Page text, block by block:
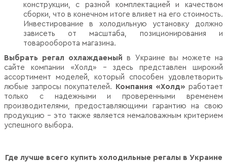
конструкции, с разной комплектацией и качеством
сборки, что в конечном итоге влияет на его стоимость.
Инвестирование в холодильную установку должно
зависеть от масштаба, позиционирования и
товарооборота магазина.
Выбрать регал охлаждаемыйв Украине вы можете на
сайте компании «Холд» - здесь представлен широкий
ассортимент моделей, который способен удовлетворить
любые запросы покупателей.
Компания «Холд» работает
только с надежными и проверенными временем
производителями, предоставляющими гарантию на свою
продукцию – это также является немаловажным критерием
успешного выбора.
Где лучше всего купить холодильные регалы в Украине